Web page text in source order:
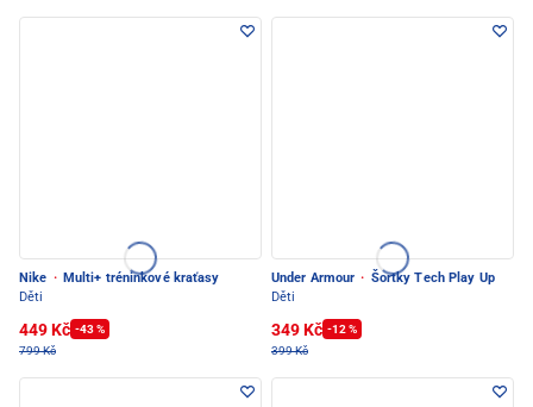
Nike · Multi+ tréninkové kraťasy
Děti
449 Kč -43 %
799 Kč
Under Armour · Šortky Tech Play Up
Děti
349 Kč -12 %
399 Kč